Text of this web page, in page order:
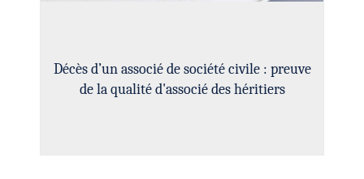
Décès d’un associé de société civile : preuve
de la qualité d'associé des héritiers